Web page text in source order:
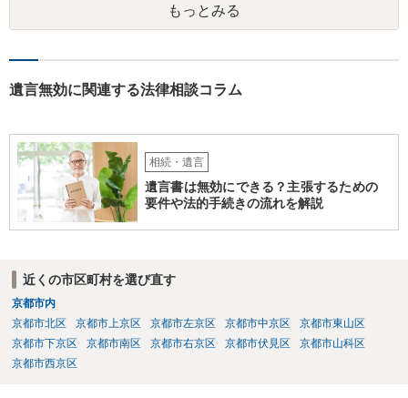
とも言えないのですが、遺言内容との関わりもあると思いますので、
弁護士に事情等を説明して個別に相談した方がよいように思います。
もっとみる
遺言無効に関連する法律相談コラム
相続・遺言
遺言書は無効にできる？主張するための
要件や法的手続きの流れを解説
近くの市区町村を選び直す
京都市内
京都市北区
京都市上京区 京都市左京区 京都市中京区
京都市東山区
京都市下京区
京都市南区 京都市右京区 京都市伏見区
京都市山科区
京都市西京区